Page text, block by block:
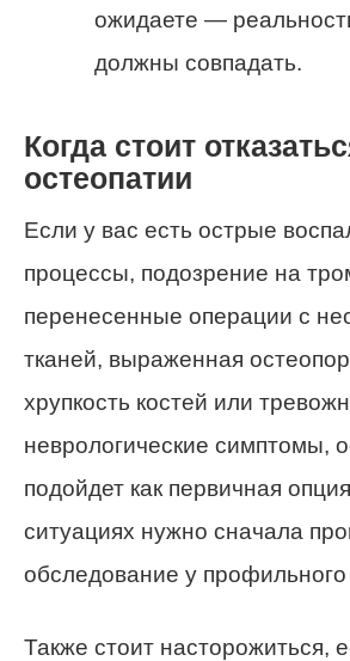
ожидаете —
должны совпадать.
Когда стоит
остеопатии
Если у вас есть острые
процессы, подозрение на
перенесенные операции с
тканей, выраженная
хрупкость костей или
неврологические симптомы,
подойдет как первичная
ситуациях нужно сначала
обследование у профильного
Также стоит насторожиться,